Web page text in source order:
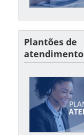
Plantões de
atendimento